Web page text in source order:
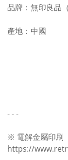
品牌：無印良品（
產地：中國
- - -
※ 電解金屬印刷
https://